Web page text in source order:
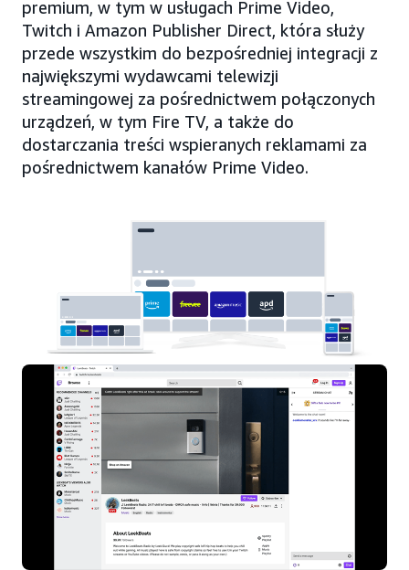
premium, w tym w usługach Prime Video,
Twitch i Amazon Publisher Direct, która służy
przede wszystkim do bezpośredniej integracji z
największymi wydawcami telewizji
streamingowej za pośrednictwem połączonych
urządzeń, w tym Fire TV, a także do
dostarczania treści wspieranych reklamami za
pośrednictwem kanałów Prime Video.